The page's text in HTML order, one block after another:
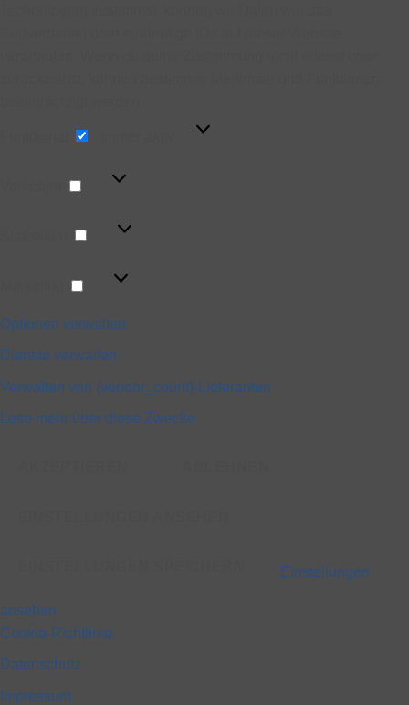
Vorlieben
Statistiken
Marketing
Optionen verwalten
Dienste verwalten
Verwalten von {vendor_count}-Lieferanten
Lese mehr über diese Zwecke
Einstellungen
ansehen
Cookie-Richtlinie
Datenschutz
Impressum